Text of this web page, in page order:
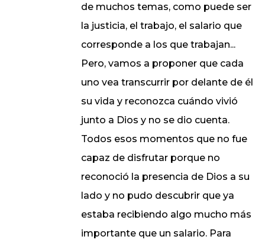
de muchos temas, como puede ser
la justicia, el trabajo, el salario que
corresponde a los que trabajan...
Pero, vamos a proponer que cada
uno vea transcurrir por delante de él
su vida y reconozca cuándo vivió
junto a Dios y no se dio cuenta.
Todos esos momentos que no fue
capaz de disfrutar porque no
reconoció la presencia de Dios a su
lado y no pudo descubrir que ya
estaba recibiendo algo mucho más
importante que un salario. Para